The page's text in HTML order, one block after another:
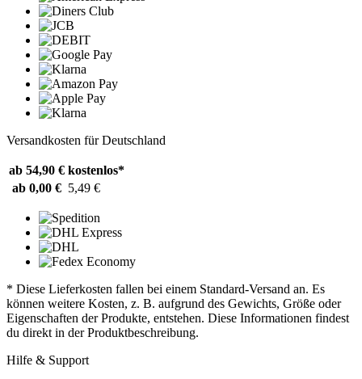
Versandkosten für Deutschland
ab 54,90 € kostenlos*
ab 0,00 € 5,49 €
* Diese Lieferkosten fallen bei einem Standard-Versand an. Es
können weitere Kosten, z. B. aufgrund des Gewichts, Größe oder
Eigenschaften der Produkte, entstehen. Diese Informationen findest
du direkt in der Produktbeschreibung.
Hilfe & Support